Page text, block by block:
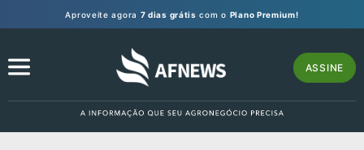
Aproveite agora 7 dias grátis com o Plano Premium!
ASSINE